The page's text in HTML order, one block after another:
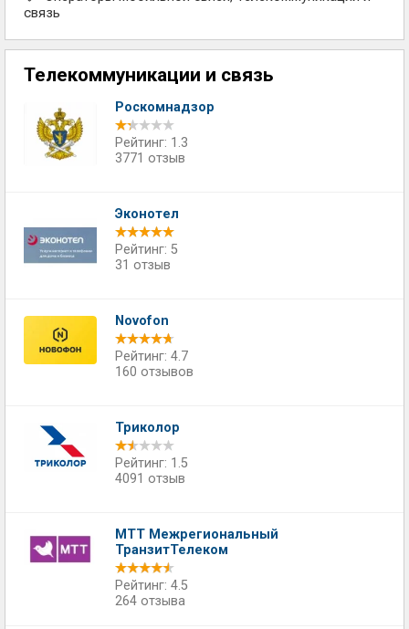
связь
Телекоммуникации и связь
Роскомнадзор
Рейтинг: 1.3
3771 отзыв
Эконотел
Рейтинг: 5
31 отзыв
Novofon
Рейтинг: 4.7
160 отзывов
Триколор
Рейтинг: 1.5
4091 отзыв
МТТ Межрегиональный
ТранзитТелеком
Рейтинг: 4.5
264 отзыва